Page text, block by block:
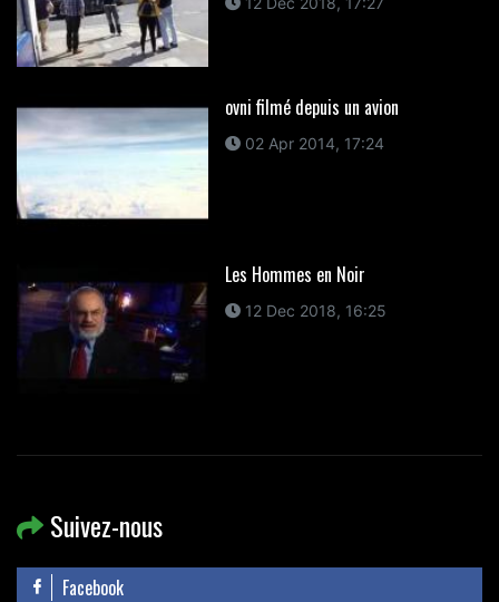
ovni filmé depuis un avion
02 Apr 2014, 17:24
Les Hommes en Noir
12 Dec 2018, 16:25
Suivez-nous
Facebook